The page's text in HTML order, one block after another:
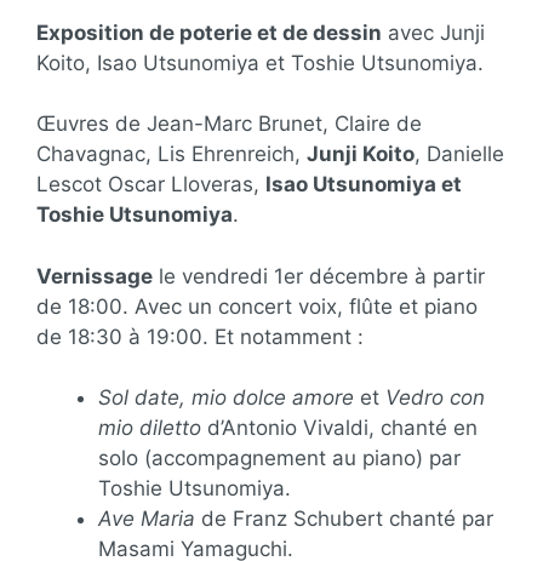
Exposition de poterie et de dessin avec Junji
Koito, Isao Utsunomiya et Toshie Utsunomiya.
Œuvres de Jean-Marc Brunet, Claire de
Chavagnac, Lis Ehrenreich, Junji Koito, Danielle
Lescot Oscar Lloveras, Isao Utsunomiya et
Toshie Utsunomiya.
Vernissage le vendredi 1er décembre à partir
de 18:00. Avec un concert voix, flûte et piano
de 18:30 à 19:00. Et notamment :
Sol date, mio dolce amore et Vedro con
mio diletto d’Antonio Vivaldi, chanté en
solo (accompagnement au piano) par
Toshie Utsunomiya.
Ave Maria de Franz Schubert chanté par
Masami Yamaguchi.